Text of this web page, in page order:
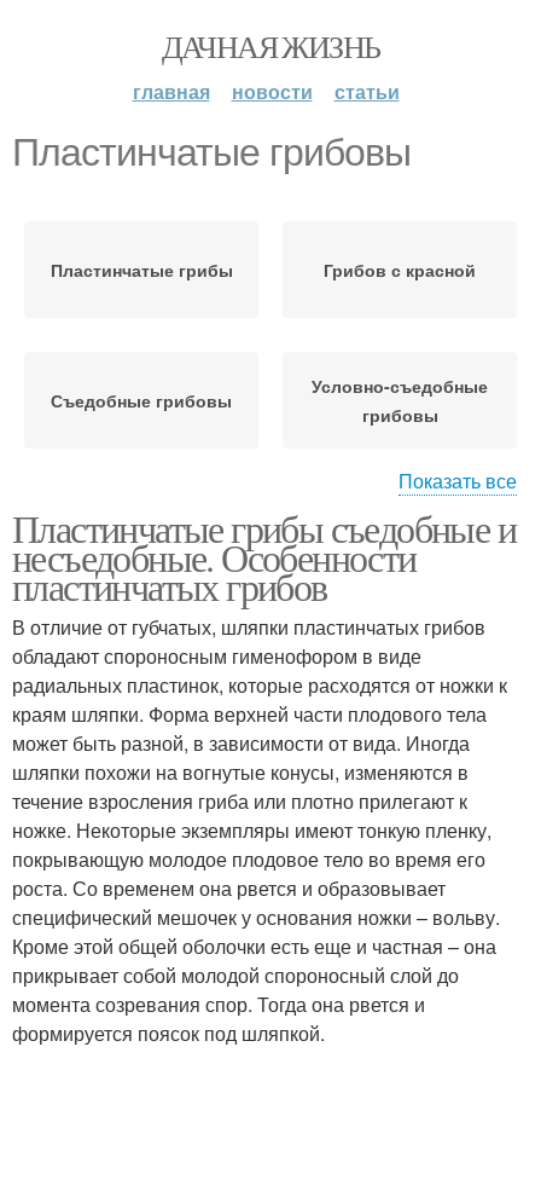
ДАЧНАЯ ЖИЗНЬ
главная новости статьи
Пластинчатые грибовы
Пластинчатые грибы Грибов с красной
Съедобные грибовы
Условно-съедобные
грибовы
Грибов с картинками Грибов с названиями
Пластинчатый гриб
Показать все
Пластинчатые грибы съедобные и
несъедобные. Особенности
пластинчатых грибов
В отличие от губчатых, шляпки пластинчатых грибов
обладают спороносным гименофором в виде
радиальных пластинок, которые расходятся от ножки к
краям шляпки. Форма верхней части плодового тела
может быть разной, в зависимости от вида. Иногда
шляпки похожи на вогнутые конусы, изменяются в
течение взросления гриба или плотно прилегают к
ножке. Некоторые экземпляры имеют тонкую пленку,
покрывающую молодое плодовое тело во время его
роста. Со временем она рвется и образовывает
специфический мешочек у основания ножки – вольву.
Кроме этой общей оболочки есть еще и частная – она
прикрывает собой молодой спороносный слой до
момента созревания спор. Тогда она рвется и
формируется поясок под шляпкой.